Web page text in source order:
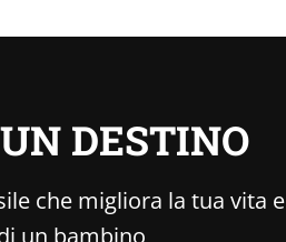
DESTINO
che migliora la tua vita e
un bambino